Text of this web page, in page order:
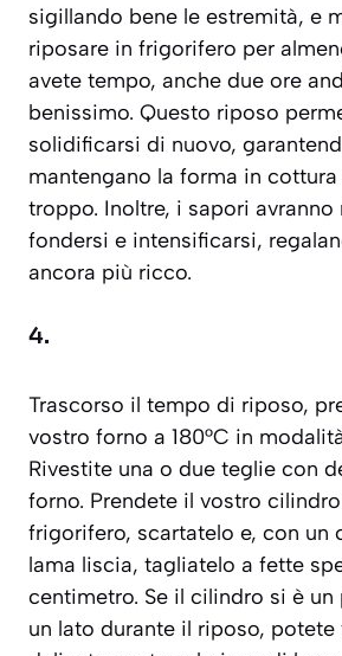
sigillando bene le estremità, e
riposare in frigorifero per
avete tempo, anche due ore
benissimo. Questo riposo
solidificarsi di nuovo,
mantengano la forma in cottura
troppo. Inoltre, i sapori
fondersi e intensificarsi,
ancora più ricco.
4.
Trascorso il tempo di riposo,
vostro forno a 180°C in
Rivestite una o due teglie con
forno. Prendete il vostro
frigorifero, scartatelo e, con un
lama liscia, tagliatelo a fette
centimetro. Se il cilindro si è un
un lato durante il riposo,